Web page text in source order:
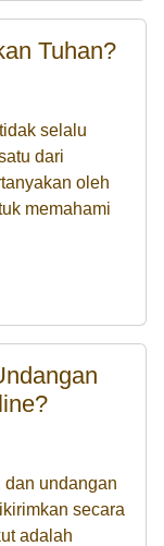
Tuhan?
selalu
dari
oleh
memahami
undangan
secara
adalah